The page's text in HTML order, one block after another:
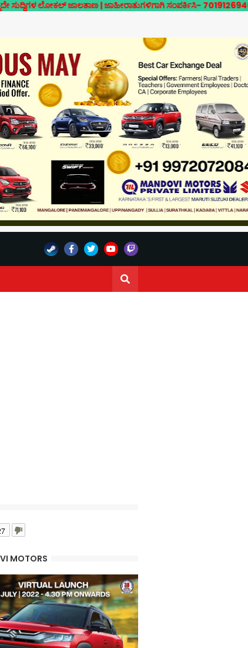
ಜಾಲತಾಣ | ಜಾಹೀರಾತುಗಳಿಗಾಗಿ ಸಂಪರ್ಕಿಸಿ- 7019126946
MOTORS